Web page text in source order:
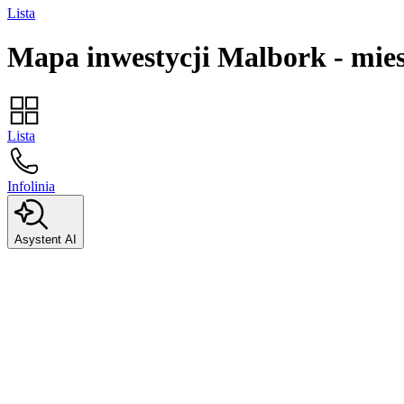
Lista
Mapa inwestycji Malbork -
Lista
Infolinia
Asystent AI